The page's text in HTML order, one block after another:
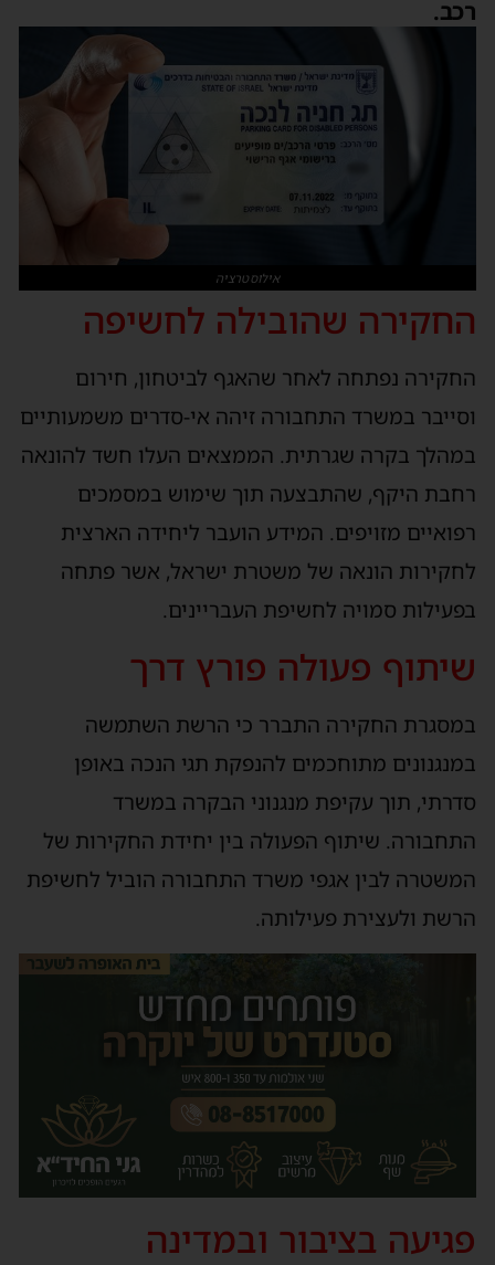
רכב.
אילוסטרציה
החקירה שהובילה לחשיפה
החקירה נפתחה לאחר שהאגף לביטחון, חירום
וסייבר במשרד התחבורה זיהה אי-סדרים משמעותיים
במהלך בקרה שגרתית. הממצאים העלו חשד להונאה
רחבת היקף, שהתבצעה תוך שימוש במסמכים
רפואיים מזויפים. המידע הועבר ליחידה הארצית
לחקירות הונאה של משטרת ישראל, אשר פתחה
בפעילות סמויה לחשיפת העבריינים.
שיתוף פעולה פורץ דרך
במסגרת החקירה התברר כי הרשת השתמשה
במנגנונים מתוחכמים להנפקת תגי הנכה באופן
סדרתי, תוך עקיפת מנגנוני הבקרה במשרד
התחבורה. שיתוף הפעולה בין יחידת החקירות של
המשטרה לבין אגפי משרד התחבורה הוביל לחשיפת
הרשת ולעצירת פעילותה.
פגיעה בציבור ובמדינה